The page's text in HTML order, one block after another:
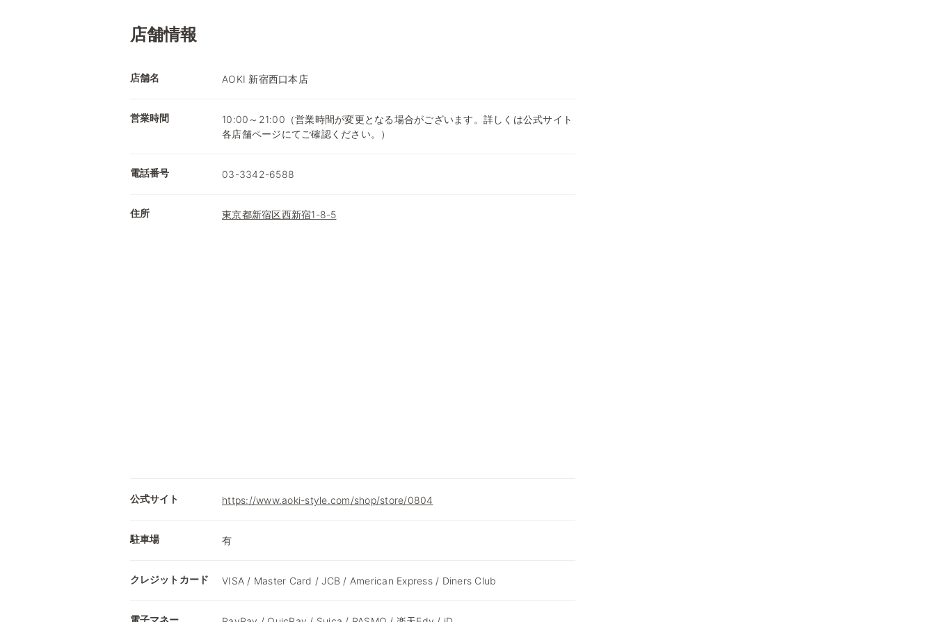
店舗情報
店舗名 AOKI 新宿西口本店
営業時間
10:00～21:00（営業時間が変更となる場合がございます。詳しくは公式サイト
各店舗ページにてご確認ください。）
電話番号 03-3342-6588
住所 東京都新宿区西新宿1-8-5
公式サイト https://www.aoki-style.com/shop/store/0804
駐車場 有
クレジットカード VISA / Master Card / JCB / American Express / Diners Club
電子マネー